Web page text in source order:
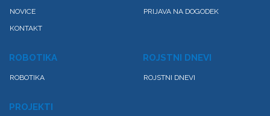
NOVICE
KONTAKT
PRIJAVA NA DOGODEK
ROBOTIKA
ROBOTIKA
ROJSTNI DNEVI
ROJSTNI DNEVI
PROJEKTI